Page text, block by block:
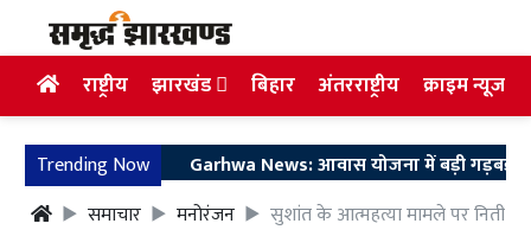
राष्ट्रीय झारखंड बिहार अंतरराष्ट्रीय क्राइम न्यूज
Trending NowGarhwa News: आवास योजना में बड़ी गड़बड़ी, 331
समाचार
मनोरंजन सुशांत के आत्महत्या मामले पर नितीश